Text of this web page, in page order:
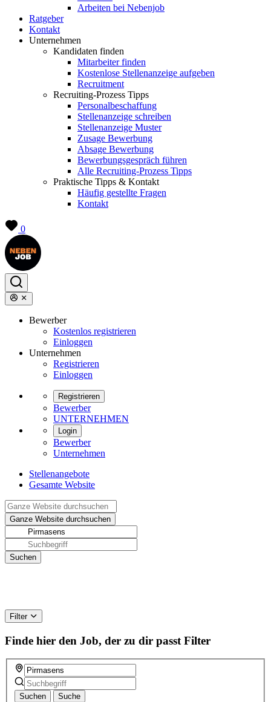
Arbeiten bei Nebenjob
Ratgeber
Kontakt
Unternehmen
Kandidaten finden
Mitarbeiter finden
Kostenlose Stellenanzeige aufgeben
Recruitment
Recruiting-Prozess Tipps
Personalbeschaffung
Stellenanzeige schreiben
Stellenanzeige Muster
Zusage Bewerbung
Absage Bewerbung
Bewerbungsgespräch führen
Alle Recruiting-Prozess Tipps
Praktische Tipps & Kontakt
Häufig gestellte Fragen
Kontakt
0
Bewerber
Kostenlos registrieren
Einloggen
Unternehmen
Registrieren
Einloggen
Registrieren
Bewerber
UNTERNEHMEN
Login
Bewerber
Unternehmen
Stellenangebote
Gesamte Website
Filter
Finde hier den Job, der zu dir passt Filter
Suchen Suche